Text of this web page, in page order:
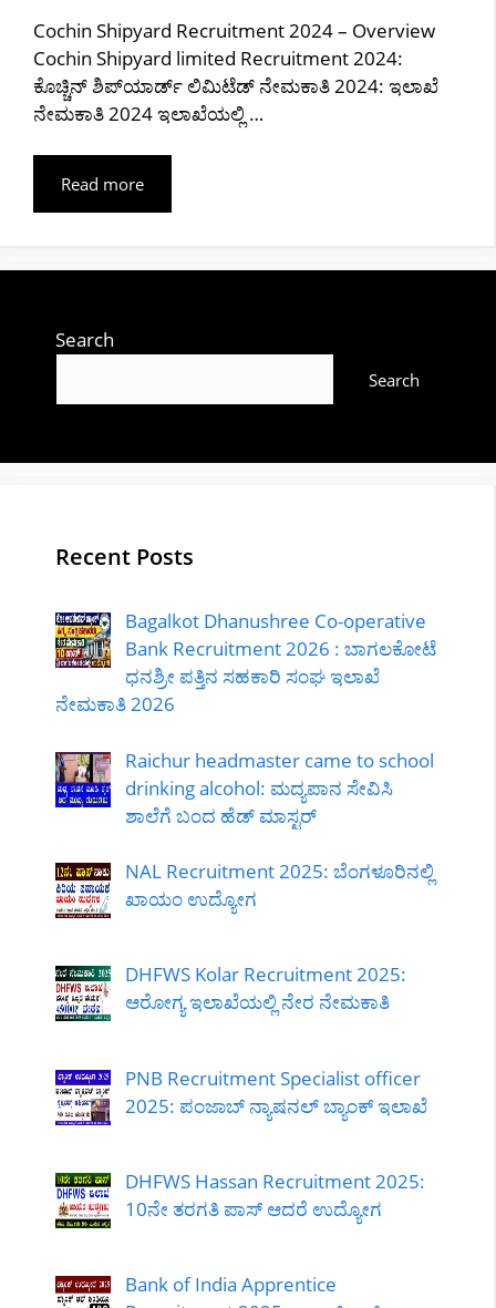
Cochin Shipyard Recruitment 2024 – Overview
Cochin Shipyard limited Recruitment 2024:
ಕೊಚ್ಚಿನ್ ಶಿಪ್‌ಯಾರ್ಡ್ ಲಿಮಿಟೆಡ್ ನೇಮಕಾತಿ 2024: ಇಲಾಖೆ
ನೇಮಕಾತಿ 2024 ಇಲಾಖೆಯಲ್ಲಿ …
Read more
Search
Search
Recent Posts
Bagalkot Dhanushree Co-operative
Bank Recruitment 2026 : ಬಾಗಲಕೋಟೆ
ಧನಶ್ರೀ ಪತ್ತಿನ ಸಹಕಾರಿ ಸಂಘ ಇಲಾಖೆ
ನೇಮಕಾತಿ 2026
Raichur headmaster came to school
drinking alcohol: ಮದ್ಯಪಾನ ಸೇವಿಸಿ
ಶಾಲೆಗೆ ಬಂದ ಹೆಡ್ ಮಾಸ್ಟರ್
NAL Recruitment 2025: ಬೆಂಗಳೂರಿನಲ್ಲಿ
ಖಾಯಂ ಉದ್ಯೋಗ
DHFWS Kolar Recruitment 2025:
ಆರೋಗ್ಯ ಇಲಾಖೆಯಲ್ಲಿ ನೇರ ನೇಮಕಾತಿ
PNB Recruitment Specialist officer
2025: ಪಂಜಾಬ್ ನ್ಯಾಷನಲ್ ಬ್ಯಾಂಕ್ ಇಲಾಖೆ
DHFWS Hassan Recruitment 2025:
10ನೇ ತರಗತಿ ಪಾಸ್ ಆದರೆ ಉದ್ಯೋಗ
Bank of India Apprentice